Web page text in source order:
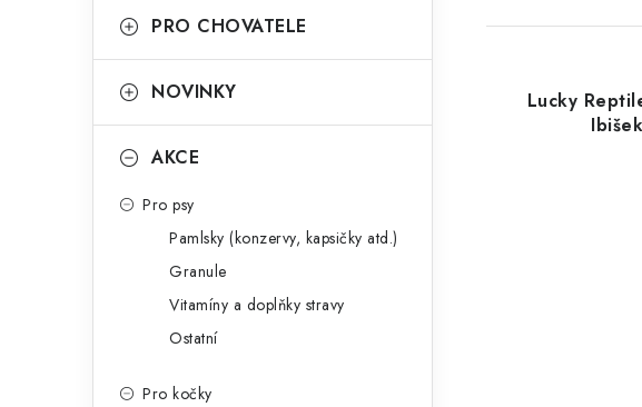
PRO CHOVATELE
NOVINKY
AKCE
Pro psy
Pamlsky (konzervy, kapsičky atd.)
Granule
Vitamíny a doplňky stravy
Ostatní
Pro kočky
Lucky